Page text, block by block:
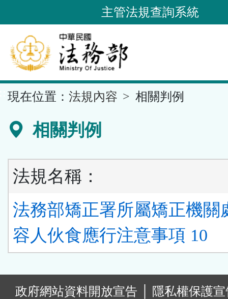
到
要
內
容
區
主管法規查詢系統
現在位置： 法規內容 相關判例
相關判例
法規名稱：
法務部矯正署所屬矯正機關
容人伙食應行注意事項 10
政府網站資料開放宣告
隱私權保護